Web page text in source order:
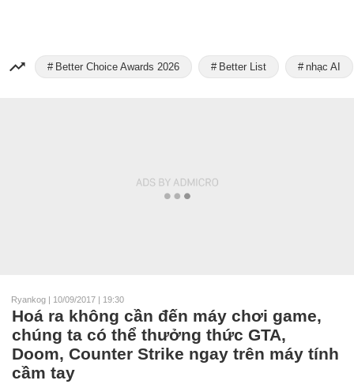
Better Choice Awards 2026 Better List nhạc AI
Ryankog | 10/09/2017 | 19:30
Hoá ra không cần đến máy chơi game,
chúng ta có thể thưởng thức GTA,
Doom, Counter Strike ngay trên máy tính
cầm tay